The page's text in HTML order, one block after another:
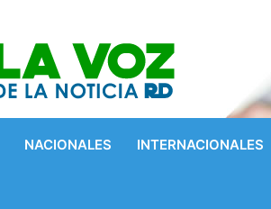
NACIONALES INTERNACIONALES